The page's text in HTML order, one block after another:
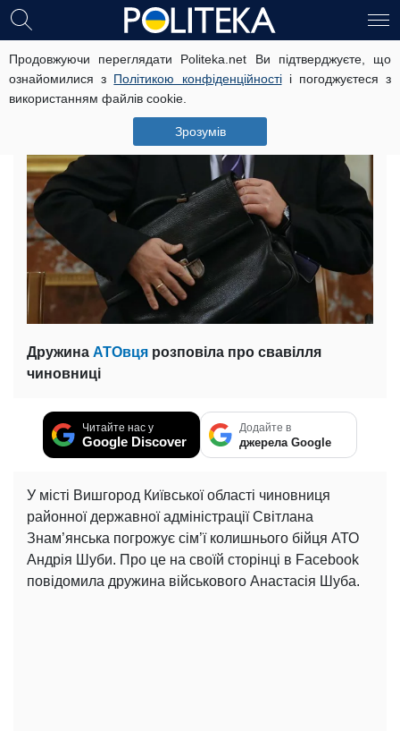
Продовжуючи переглядати Politeka.net Ви підтверджуєте, що
ознайомилися з Політикою конфіденційностіі погоджуєтеся з
використанням файлів cookie.
Зрозумів
Українська чиновниця тероризує
родину АТОвця (фото)
Дружина АТОвця розповіла про свавілля
чиновниці
Читайте нас у
Google Discover
Додайте в
джерела Google
У місті Вишгород Київської області чиновниця
районної державної адміністрації Світлана
Знам’янська погрожує сім’ї колишнього бійця АТО
Андрія Шуби. Про це на своїй сторінці в Facebook
повідомила дружина військового Анастасія Шуба.